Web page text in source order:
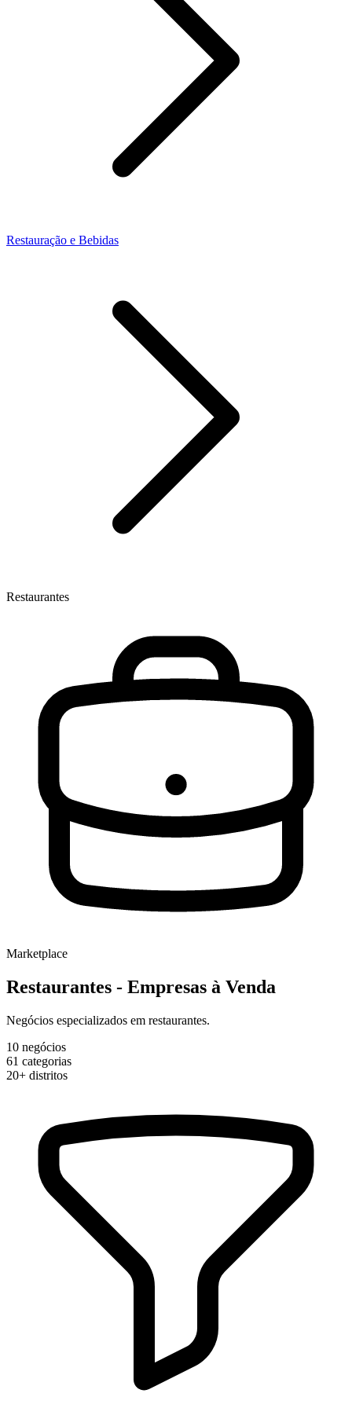
Restauração e Bebidas
Restaurantes
Marketplace
Restaurantes - Empresas à Venda
Negócios especializados em restaurantes.
10 negócios
61 categorias
20+ distritos